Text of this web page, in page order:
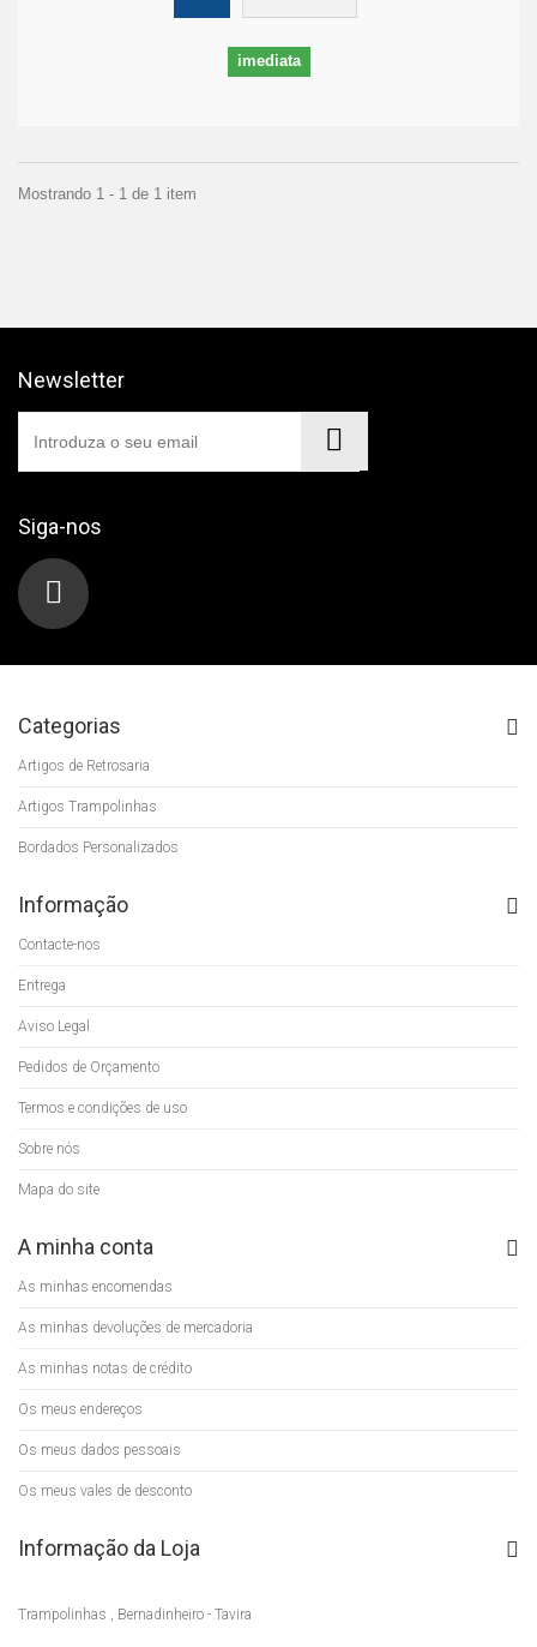
imediata
Mostrando 1 - 1 de 1 item
Newsletter
Siga-nos
Categorias
Artigos de Retrosaria
Artigos Trampolinhas
Bordados Personalizados
Informação
Contacte-nos
Entrega
Aviso Legal
Pedidos de Orçamento
Termos e condições de uso
Sobre nós
Mapa do site
A minha conta
As minhas encomendas
As minhas devoluções de mercadoria
As minhas notas de crédito
Os meus endereços
Os meus dados pessoais
Os meus vales de desconto
Informação da Loja
Trampolinhas , Bernadinheiro - Tavira